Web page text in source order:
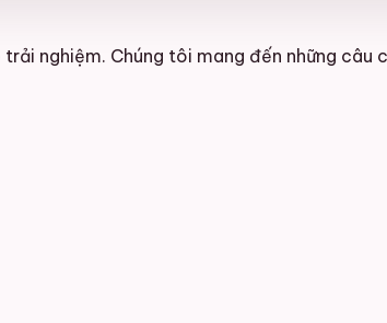
nghiệm. Chúng tôi mang đến những câu